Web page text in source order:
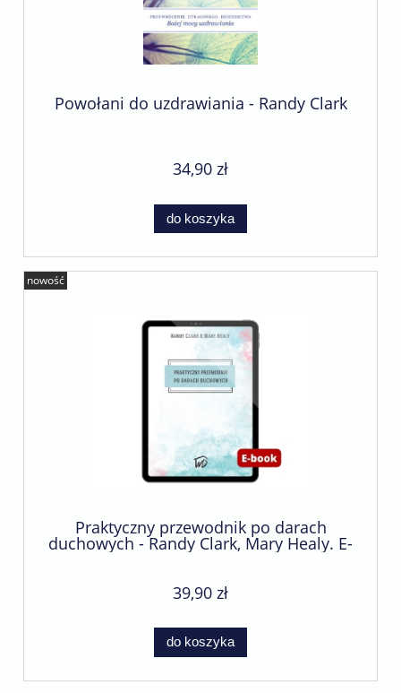
Powołani do uzdrawiania - Randy Clark
34,90 zł
do koszyka
Praktyczny przewodnik po darach
duchowych - Randy Clark, Mary Healy. E-
book
39,90 zł
do koszyka
nowość